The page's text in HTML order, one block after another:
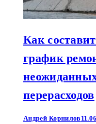
Как
график
перерасходов
Андрей Корнилов